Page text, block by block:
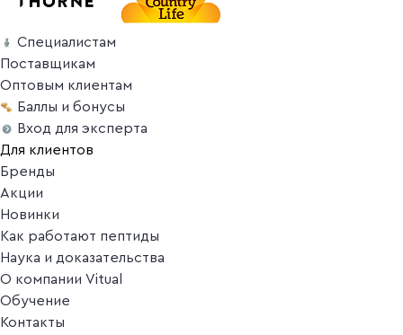
Специалистам
Поставщикам
Оптовым клиентам
Баллы и бонусы
Вход для эксперта
Для клиентов
Бренды
Акции
Новинки
Как работают пептиды
Наука и доказательства
О компании Vitual
Обучение
Контакты